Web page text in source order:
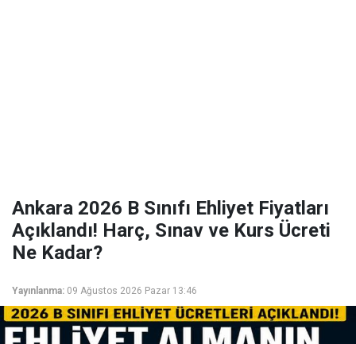
Ankara 2026 B Sınıfı Ehliyet Fiyatları
Açıklandı! Harç, Sınav ve Kurs Ücreti
Ne Kadar?
Yayınlanma: 09 Ağustos 2026 Pazar 13:46